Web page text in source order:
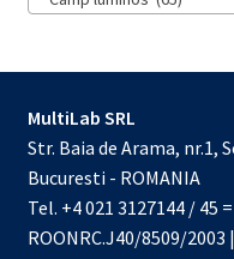
MultiLab SRL
Str. Baia de Arama, nr.1,
Bucuresti - ROMANIA
Tel. +4 021 3127144 / 45
ROONRC.J40/8509/2003